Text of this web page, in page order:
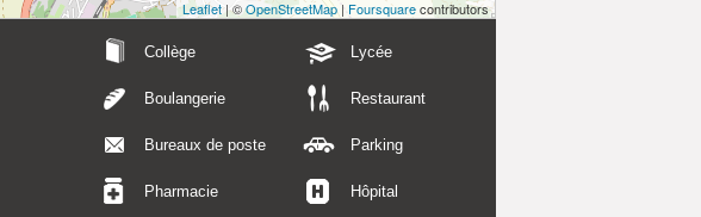
Leaflet| ©OpenStreetMap | Foursquarecontributors
Collège Lycée
Boulangerie Restaurant
Bureaux de poste Parking
Pharmacie Hôpital